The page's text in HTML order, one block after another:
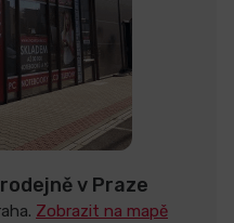
v Praze
Zobrazit na mapě